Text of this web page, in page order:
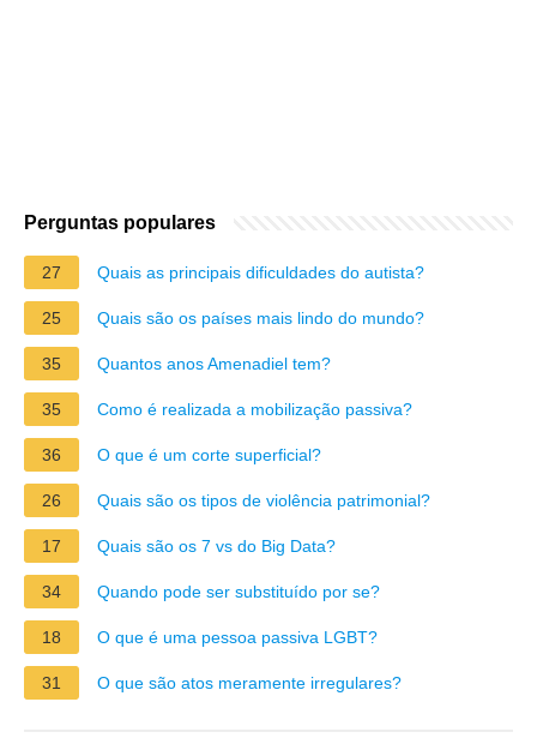
Perguntas populares
27 Quais as principais dificuldades do autista?
25 Quais são os países mais lindo do mundo?
35 Quantos anos Amenadiel tem?
35 Como é realizada a mobilização passiva?
36 O que é um corte superficial?
26 Quais são os tipos de violência patrimonial?
17 Quais são os 7 vs do Big Data?
34 Quando pode ser substituído por se?
18 O que é uma pessoa passiva LGBT?
31 O que são atos meramente irregulares?